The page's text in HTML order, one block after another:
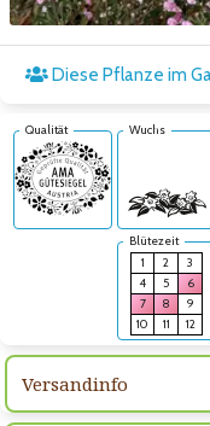
Diese Pflanze im
Qualität Wuchs
Blütezeit
1
2
3
4
5
6
7
8
9
10
11 12
Versandinfo